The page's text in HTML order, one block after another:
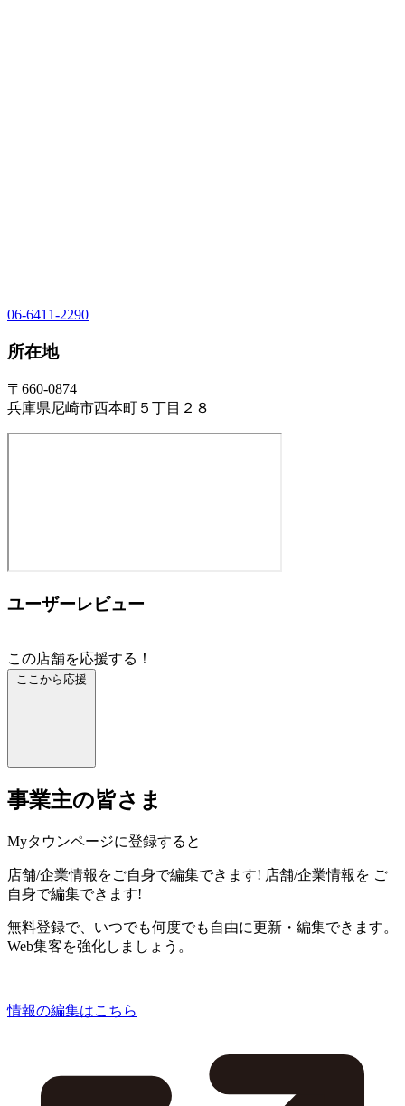
06-6411-2290
所在地
〒660-0874
兵庫県尼崎市西本町５丁目２８
ユーザーレビュー
この店舗を応援する！
ここから応援
事業主の皆さま
Myタウンページに登録すると
店舗/企業情報をご自身で編集できます! 店舗/企業情報を ご
自身で編集できます!
無料登録で、いつでも何度でも自由に更新・編集できます。
Web集客を強化しましょう。
情報の編集はこちら